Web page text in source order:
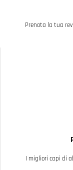
Prenota la tua
I migliori capi di